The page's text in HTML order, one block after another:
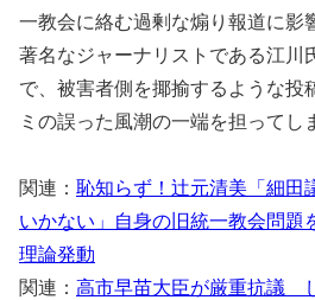
一教会に絡む過剰な煽り報道に影
著名なジャーナリストである江川
で、被害者側を揶揄するような投
ミの誤った風潮の一端を担ってし
関連： 恥知らず！辻元清美「細田
いかない」自身の旧統一教会問題
理論発動
関連： 高市早苗大臣が厳重抗議